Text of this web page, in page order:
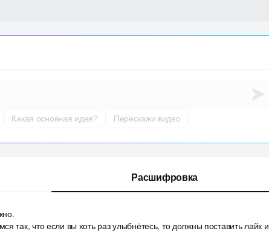
Какая основная идея? Перескажи видео
Расшифровка
так, что если вы хоть раз улыбнётесь, то должны поставить лайк и